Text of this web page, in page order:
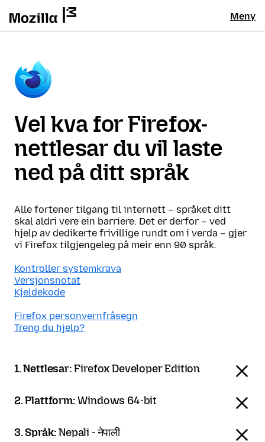
Meny
Vel kva for Firefox-
nettlesar du vil laste
ned på ditt språk
Alle fortener tilgang til internett – språket ditt
skal aldri vere ein barriere. Det er derfor – ved
hjelp av dedikerte frivillige rundt om i verda – gjer
vi Firefox tilgjengeleg på meir enn 90 språk.
Kontroller systemkrava
Versjonsnotat
Kjeldekode
Firefox personvernfråsegn
Treng du hjelp?
1. Nettlesar:Firefox Developer Edition
2. Plattform:Windows 64-bit
3. Språk:Nepali - नेपाली